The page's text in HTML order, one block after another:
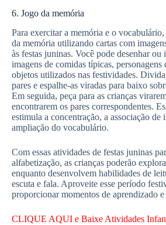
6. Jogo da memória
Para exercitar a memória e o
da memória utilizando cartas com
às festas juninas. Você pode desenhar
imagens de comidas típicas, personagens
objetos utilizados nas festividades. Divida
pares e espalhe-as viradas para baixo
Em seguida, peça para as crianças
encontrarem os pares correspondentes.
estimula a concentração, a associação de
ampliação do vocabulário.
Com essas atividades de festas juninas
alfabetização, as crianças poderão
enquanto desenvolvem habilidades de
escuta e fala. Aproveite esse período
proporcionar momentos de aprendizado
CLIQUE AQUI e Baixe Atividades